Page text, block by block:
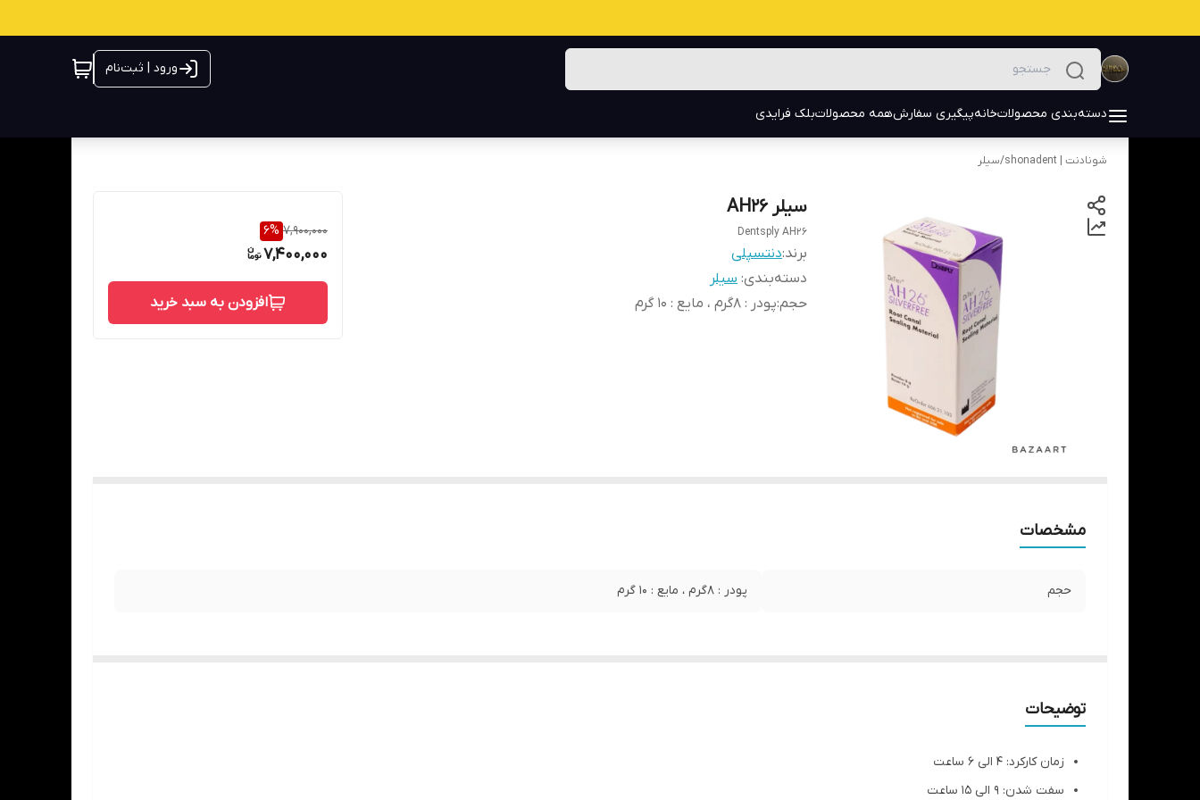
ورود | ثبت‌نام
دسته‌بندی محصولاتخانهپیگیری سفارشهمه محصولاتبلک فرایدی
شونادنت | shonadent /سیلر
سیلر AH26
Dentsply AH26
برند:دنتسپلی
دسته‌بندی: سیلر
حجم:پودر : ۸گرم ، مایع : 10 گرم
7,900,000
6%
7,400,000
افزودن به سبد خرید
مشخصات
حجم پودر : ۸گرم ، مایع : 10 گرم
توضیحات
زمان کارکرد: 4 الی 6 ساعت
سفت شدن: 9 الی 15 ساعت